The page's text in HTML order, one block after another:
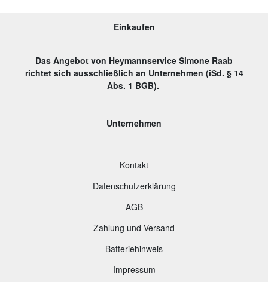
Einkaufen
Das Angebot von Heymannservice Simone Raab
richtet sich ausschließlich an Unternehmen (iSd. § 14
Abs. 1 BGB).
Unternehmen
Kontakt
Datenschutzerklärung
AGB
Zahlung und Versand
Batteriehinweis
Impressum